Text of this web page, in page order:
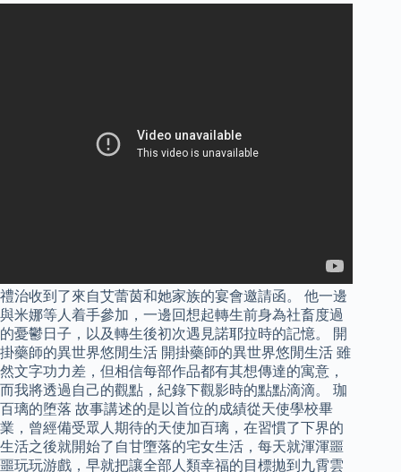
禮治收到了來自艾蕾茵和她家族的宴會邀請函。 他一邊
與米娜等人着手參加，一邊回想起轉生前身為社畜度過
的憂鬱日子，以及轉生後初次遇見諾耶拉時的記憶。 開
掛藥師的異世界悠閒生活 開掛藥師的異世界悠閒生活 雖
然文字功力差，但相信每部作品都有其想傳達的寓意，
而我將透過自己的觀點，紀錄下觀影時的點點滴滴。 珈
百璃的堕落 故事講述的是以首位的成績從天使學校畢
業，曾經備受眾人期待的天使加百璃，在習慣了下界的
生活之後就開始了自甘墮落的宅女生活，每天就渾渾噩
噩玩玩游戲，早就把讓全部人類幸福的目標拋到九霄雲